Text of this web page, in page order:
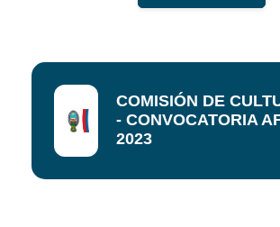
COMISIÓN DE
- CONVOCATORIA
2023